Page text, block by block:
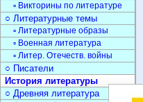
▫ Викторины по литературе
○ Литературные темы
▫ Литературные образы
▫ Военная литература
▫ Литер. Отечеств. войны
○ Писатели
История литературы
○ Древняя литература